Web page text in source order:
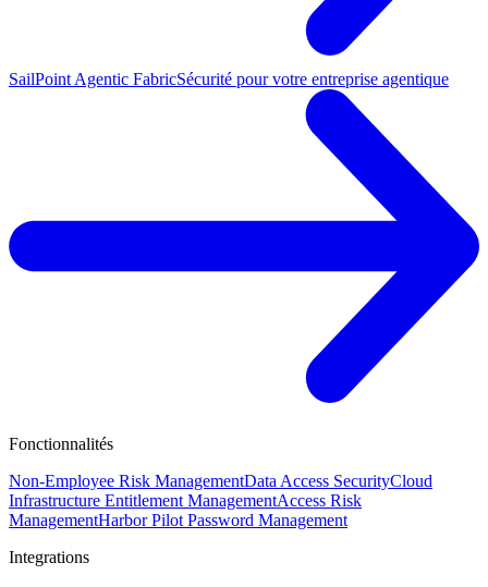
SailPoint Agentic FabricSécurité pour votre entreprise agentique
Fonctionnalités
Non-Employee Risk ManagementData Access SecurityCloud
Infrastructure Entitlement ManagementAccess Risk
ManagementHarbor Pilot Password Management
Integrations